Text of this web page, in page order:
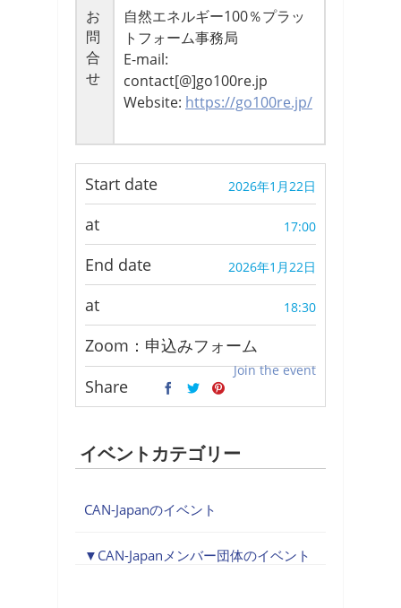
お
問
合
せ
自然エネルギー100％プラッ
トフォーム事務局
E-mail:
contact[@]go100re.jp
Website: https://go100re.jp/
Start date 2026年1月22日
at 17:00
End date 2026年1月22日
at 18:30
Zoom：申込みフォーム
Join the event
Share
イベントカテゴリー
CAN-Japanのイベント
CAN-Japanメンバー団体のイベント